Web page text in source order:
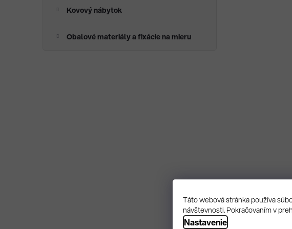
Táto webová stránka používa
návštevnosti. Pokračovaním v
Nastavenie
Kovový nábytok
Obalové materiály a fixácie na mieru